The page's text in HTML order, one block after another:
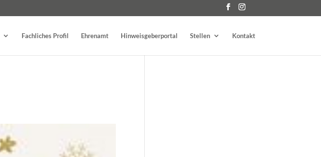
Fachliches Profil Ehrenamt Hinweisgeberportal Stellen Kontakt